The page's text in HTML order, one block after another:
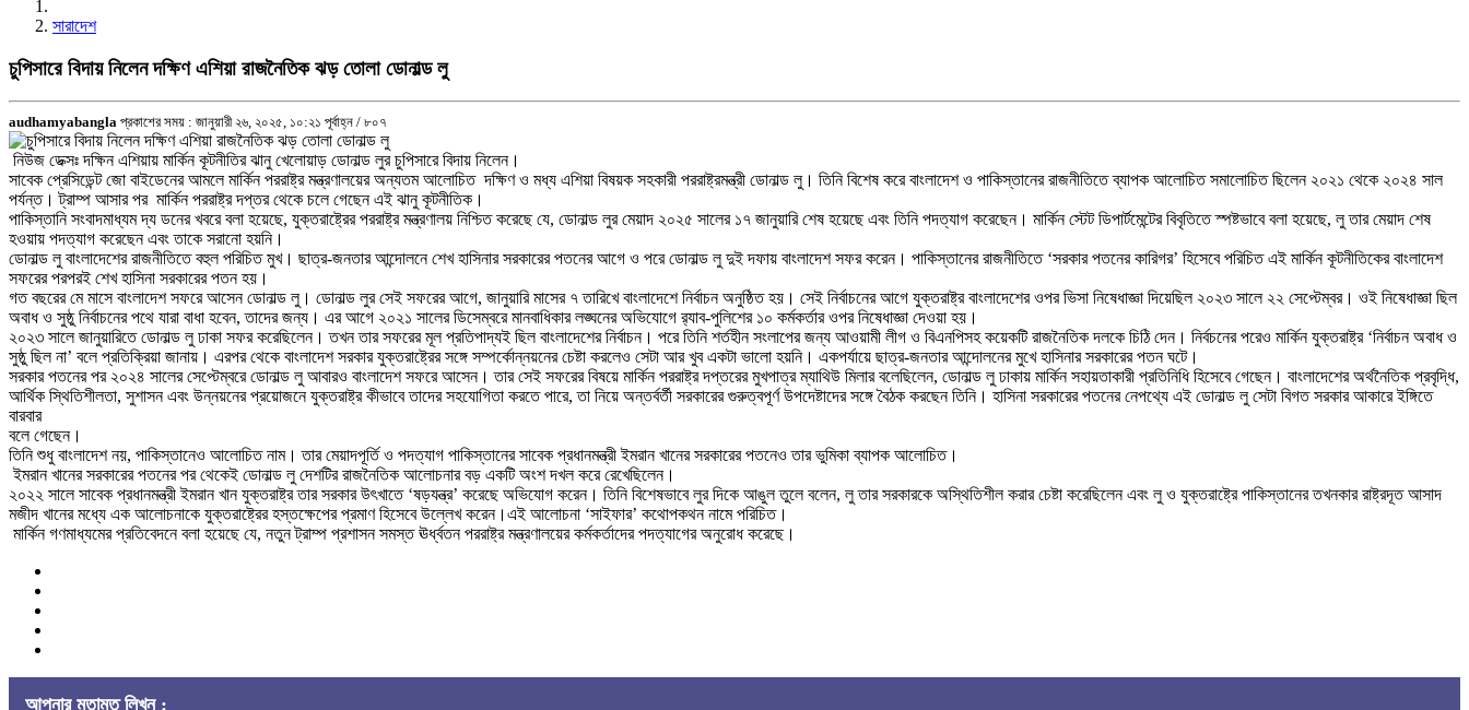
সারাদেশ
চুপিসারে বিদায় নিলেন দক্ষিণ এশিয়া রাজনৈতিক ঝড় তোলা ডোনাল্ড লু
audhamyabangla প্রকাশের সময় : জানুয়ারী ২৬, ২০২৫, ১০:২১ পূর্বাহ্ন / ৮০৭
নিউজ ডেক্সঃ দক্ষিন এশিয়ায় মার্কিন কূটনীতির ঝানু খেলোয়াড় ডোনাল্ড লুর চুপিসারে বিদায় নিলেন।
সাবেক প্রেসিডেন্ট জো বাইডেনের আমলে মার্কিন পররাষ্ট্র মন্ত্রণালয়ের অন্যতম আলোচিত দক্ষিণ ও মধ্য এশিয়া বিষয়ক সহকারী পররাষ্ট্রমন্ত্রী ডোনাল্ড লু। তিনি বিশেষ করে বাংলাদেশ ও পাকিস্তানের রাজনীতিতে ব্যাপক আলোচিত সমালোচিত ছিলেন ২০২১ থেকে ২০২৪ সাল
পর্যন্ত। ট্রাম্প আসার পর মার্কিন পররাষ্ট্র দপ্তর থেকে চলে গেছেন এই ঝানু কূটনীতিক।
পাকিস্তানি সংবাদমাধ্যম দ্য ডনের খবরে বলা হয়েছে, যুক্তরাষ্ট্রের পররাষ্ট্র মন্ত্রণালয় নিশ্চিত করেছে যে, ডোনাল্ড লুর মেয়াদ ২০২৫ সালের ১৭ জানুয়ারি শেষ হয়েছে এবং তিনি পদত্যাগ করেছেন। মার্কিন স্টেট ডিপার্টমেন্টের বিবৃতিতে স্পষ্টভাবে বলা হয়েছে, লু তার মেয়াদ শেষ
হওয়ায় পদত্যাগ করেছেন এবং তাকে সরানো হয়নি।
ডোনাল্ড লু বাংলাদেশের রাজনীতিতে বহুল পরিচিত মুখ। ছাত্র-জনতার আন্দোলনে শেখ হাসিনার সরকারের পতনের আগে ও পরে ডোনাল্ড লু দুই দফায় বাংলাদেশ সফর করেন। পাকিস্তানের রাজনীতিতে ‘সরকার পতনের কারিগর’ হিসেবে পরিচিত এই মার্কিন কূটনীতিকের বাংলাদেশ
সফরের পরপরই শেখ হাসিনা সরকারের পতন হয়।
গত বছরের মে মাসে বাংলাদেশ সফরে আসেন ডোনাল্ড লু। ডোনাল্ড লুর সেই সফরের আগে, জানুয়ারি মাসের ৭ তারিখে বাংলাদেশে নির্বাচন অনুষ্ঠিত হয়। সেই নির্বাচনের আগে যুক্তরাষ্ট্র বাংলাদেশের ওপর ভিসা নিষেধাজ্ঞা দিয়েছিল ২০২৩ সালে ২২ সেপ্টেম্বর। ওই নিষেধাজ্ঞা ছিল
অবাধ ও সুষ্ঠু নির্বাচনের পথে যারা বাধা হবেন, তাদের জন্য। এর আগে ২০২১ সালের ডিসেম্বরে মানবাধিকার লঙ্ঘনের অভিযোগে র‍্যাব-পুলিশের ১০ কর্মকর্তার ওপর নিষেধাজ্ঞা দেওয়া হয়।
২০২৩ সালে জানুয়ারিতে ডোনাল্ড লু ঢাকা সফর করেছিলেন। তখন তার সফরের মূল প্রতিপাদ্যই ছিল বাংলাদেশের নির্বাচন। পরে তিনি শর্তহীন সংলাপের জন্য আওয়ামী লীগ ও বিএনপিসহ কয়েকটি রাজনৈতিক দলকে চিঠি দেন। নির্বচনের পরেও মার্কিন যুক্তরাষ্ট্র ‘নির্বাচন অবাধ ও
সুষ্ঠু ছিল না’ বলে প্রতিক্রিয়া জানায়। এরপর থেকে বাংলাদেশ সরকার যুক্তরাষ্ট্রের সঙ্গে সম্পর্কোন্নয়নের চেষ্টা করলেও সেটা আর খুব একটা ভালো হয়নি। একপর্যায়ে ছাত্র-জনতার আন্দোলনের মুখে হাসিনার সরকারের পতন ঘটে।
সরকার পতনের পর ২০২৪ সালের সেপ্টেম্বরে ডোনাল্ড লু আবারও বাংলাদেশ সফরে আসেন। তার সেই সফরের বিষয়ে মার্কিন পররাষ্ট্র দপ্তরের মুখপাত্র ম্যাথিউ মিলার বলেছিলেন, ডোনাল্ড লু ঢাকায় মার্কিন সহায়তাকারী প্রতিনিধি হিসেবে গেছেন। বাংলাদেশের অর্থনৈতিক প্রবৃদ্ধি,
আর্থিক স্থিতিশীলতা, সুশাসন এবং উন্নয়নের প্রয়োজনে যুক্তরাষ্ট্র কীভাবে তাদের সহযোগিতা করতে পারে, তা নিয়ে অন্তর্বর্তী সরকারের গুরুত্বপূর্ণ উপদেষ্টাদের সঙ্গে বৈঠক করছেন তিনি। হাসিনা সরকারের পতনের নেপথ্যে এই ডোনাল্ড লু সেটা বিগত সরকার আকারে ইঙ্গিতে
বারবার
বলে গেছেন।
তিনি শুধু বাংলাদেশ নয়, পাকিস্তানেও আলোচিত নাম। তার মেয়াদপূর্তি ও পদত্যাগ পাকিস্তানের সাবেক প্রধানমন্ত্রী ইমরান খানের সরকারের পতনেও তার ভুমিকা ব্যাপক আলোচিত।
ইমরান খানের সরকারের পতনের পর থেকেই ডোনাল্ড লু দেশটির রাজনৈতিক আলোচনার বড় একটি অংশ দখল করে রেখেছিলেন।
২০২২ সালে সাবেক প্রধানমন্ত্রী ইমরান খান যুক্তরাষ্ট্র তার সরকার উৎখাতে ‘ষড়যন্ত্র’ করেছে অভিযোগ করেন। তিনি বিশেষভাবে লুর দিকে আঙুল তুলে বলেন, লু তার সরকারকে অস্থিতিশীল করার চেষ্টা করেছিলেন এবং লু ও যুক্তরাষ্ট্রে পাকিস্তানের তখনকার রাষ্ট্রদূত আসাদ
মজীদ খানের মধ্যে এক আলোচনাকে যুক্তরাষ্ট্রের হস্তক্ষেপের প্রমাণ হিসেবে উল্লেখ করেন।এই আলোচনা ‘সাইফার’ কথোপকথন নামে পরিচিত।
মার্কিন গণমাধ্যমের প্রতিবেদনে বলা হয়েছে যে, নতুন ট্রাম্প প্রশাসন সমস্ত ঊর্ধ্বতন পররাষ্ট্র মন্ত্রণালয়ের কর্মকর্তাদের পদত্যাগের অনুরোধ করেছে।
আপনার মতামত লিখুন :